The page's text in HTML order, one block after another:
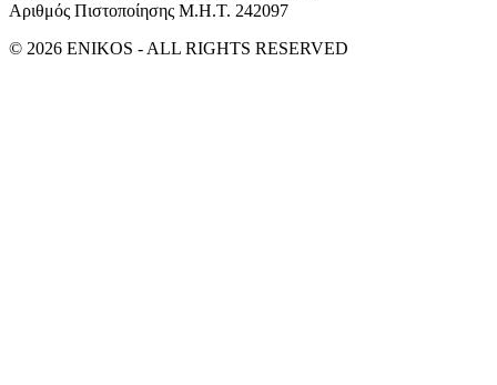
Αριθμός Πιστοποίησης Μ.Η.Τ. 242097
© 2026 ENIKOS - ALL RIGHTS RESERVED